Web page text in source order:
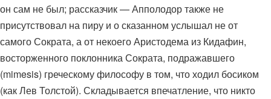
он сам не был; рассказчик — Апполодор также не
присутствовал на пиру и о сказанном услышал не от
самого Сократа, а от некоего Аристодема из Кидафин,
восторженного поклонника Сократа, подражавшего
(mimesis) греческому философу в том, что ходил босиком
(как Лев Толстой). Складывается впечатление, что никто